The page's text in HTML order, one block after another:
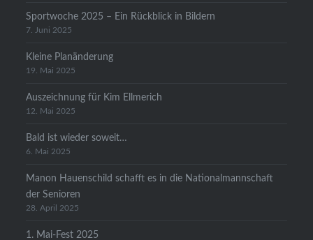
Sportwoche 2025 – Ein Rückblick in Bildern
7. Juni 2025
Kleine Planänderung
19. Mai 2025
Auszeichnung für Kim Ellmerich
12. Mai 2025
Bald ist wieder soweit…
6. Mai 2025
Manon Hauenschild schafft es in die Nationalmannschaft
der Senioren
28. April 2025
1. Mai-Fest 2025